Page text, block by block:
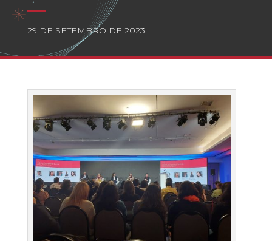
29 DE SETEMBRO DE 2023